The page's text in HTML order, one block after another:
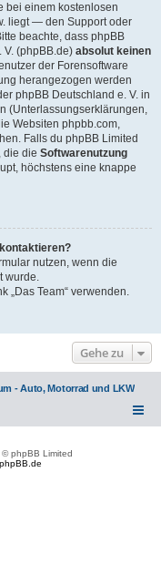
bei einem kostenlosen
liegt — den Support oder
beachte, dass phpBB
V. (phpBB.de) absolut keinen
der Forensoftware
herangezogen werden
phpBB Deutschland e. V. in
(Unterlassungserklärungen,
Websiten phpbb.com,
Falls du phpBB Limited
die die Softwarenutzung
höchstens eine knappe
nutzen, wenn die
wurde.
„Das Team“ verwenden.
Gehe zu
- Auto, Motorrad und LKW
phpBB Limited
phpBB.de